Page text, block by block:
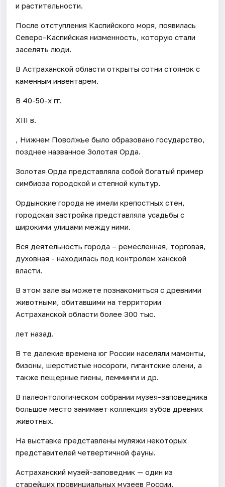
и растительности.
После отступления Каспийского моря, появилась
Северо-Каспийская низменность, которую стали
заселять люди.
В Астраханской области открыты сотни стоянок с
каменным инвентарем.
В 40-50-х гг.
XIII в.
, Нижнем Поволжье было образовано государство,
позднее названное Золотая Орда.
Золотая Орда представляла собой богатый пример
симбиоза городской и степной культур.
Ордынские города не имели крепостных стен,
городская застройка представляла усадьбы с
широкими улицами между ними.
Вся деятельность города – ремесленная, торговая,
духовная - находилась под контролем ханской
власти.
В этом зале вы можете познакомиться с древними
животными, обитавшими на территории
Астраханской области более 300 тыс.
лет назад.
В те далекие времена юг России населяли мамонты,
бизоны, шерстистые носороги, гигантские олени, а
также пещерные гиены, лемминги и др.
В палеонтологическом собрании музея-заповедника
большое место занимает коллекция зубов древних
животных.
На выставке представлены муляжи некоторых
представителей четвертичной фауны.
Астраханский музей-заповедник — один из
старейших провинциальных музеев России.